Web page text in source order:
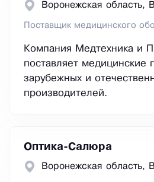
Воронежская область,
Поставщик медицинского
Компания Медтехника и
поставляет медицинские
зарубежных и
производителей.
Оптика-Салюра
Воронежская область,